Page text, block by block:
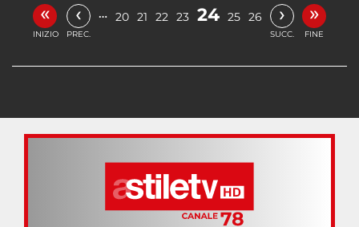
«
INIZIO
‹
PREC.
… 20 21 22 23 24 25 26 ›
SUCC.
»
FINE